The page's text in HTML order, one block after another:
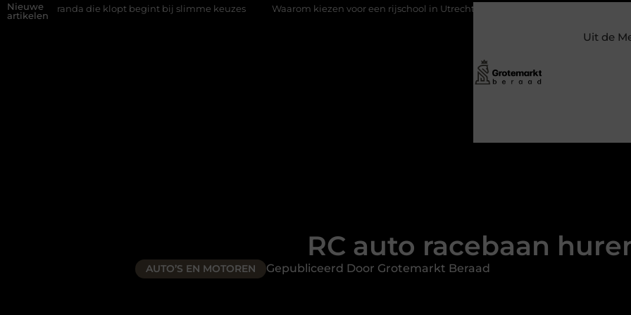
Nieuwe
artikelen
klopt begint bij slimme keuzes Waarom kiezen voor een rijschool in Utrecht? Duurzaamheid verweven in de bedrijfsvoering
Uit de
RC auto racebaan
AUTO’S EN MOTOREN Gepubliceerd Door Grotemarkt Beraad